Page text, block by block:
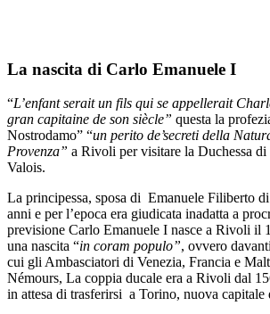
La nascita di Carlo Emanuele I
“L’enfant serait un fils qui se appellerait
gran capitaine de son siècle” questa la
Nostrodamo” “un perito de’secreti della
Provenza” a Rivoli per visitare la Duchessa
Valois.
La principessa, sposa di Emanuele Filiberto
anni e per l’epoca era giudicata inadatta a
previsione Carlo Emanuele I nasce a Rivoli il
una nascita “in coram populo”, ovvero
cui gli Ambasciatori di Venezia, Francia e
Némours, La coppia ducale era a Rivoli dal
in attesa di trasferirsi a Torino, nuova capitale